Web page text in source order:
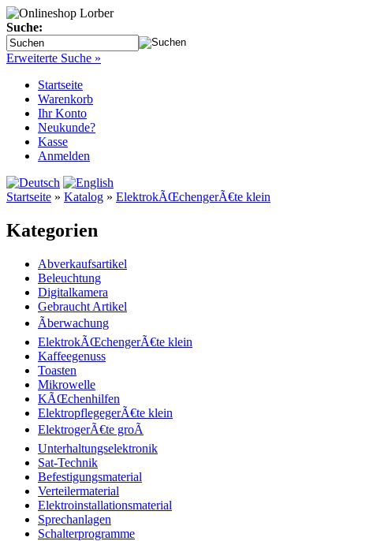
Suche:
Erweiterte Suche »
Startseite
Warenkorb
Ihr Konto
Neukunde?
Kasse
Anmelden
Startseite » Katalog » ElektrokÃŒchengerÃ€te klein
Kategorien
Abverkaufsartikel
Beleuchtung
Digitalkamera
Gebraucht Artikel
Ãberwachung
ElektrokÃŒchengerÃ€te klein
Kaffeegenuss
Toasten
Mikrowelle
KÃŒchenhilfen
ElektropflegegerÃ€te klein
ElektrogerÃ€te groÃ
Unterhaltungselektronik
Sat-Technik
Befestigungsmaterial
Verteilermaterial
Elektroinstallationsmaterial
Sprechanlagen
Schalterprogramme